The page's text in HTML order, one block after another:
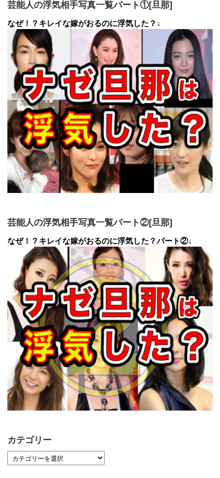
芸能人の浮気相手写真一覧パート①[旦那]
なぜ！？キレイな嫁がおるのに浮気した？↓
芸能人の浮気相手写真一覧パート②[旦那]
なぜ！？キレイな嫁がおるのに浮気した？パート②↓
カテゴリー